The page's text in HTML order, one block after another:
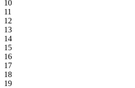
10
11
12
13
14
15
16
17
18
19